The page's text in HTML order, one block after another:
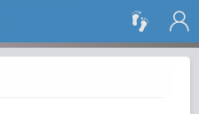
搜 索